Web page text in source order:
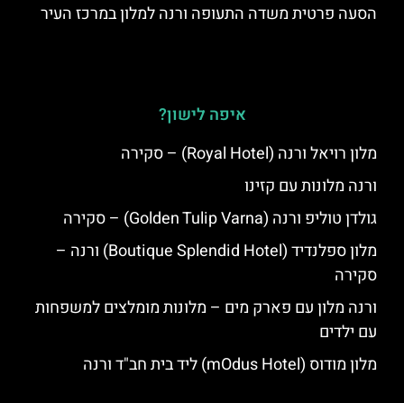
הסעה פרטית משדה התעופה ורנה למלון במרכז העיר
איפה לישון?
מלון רויאל ורנה (Royal Hotel) – סקירה
ורנה מלונות עם קזינו
גולדן טוליפ ורנה (Golden Tulip Varna) – סקירה
מלון ספלנדיד (Boutique Splendid Hotel) ורנה –
סקירה
ורנה מלון עם פארק מים – מלונות מומלצים למשפחות
עם ילדים
מלון מודוס (mOdus Hotel) ליד בית חב"ד ורנה